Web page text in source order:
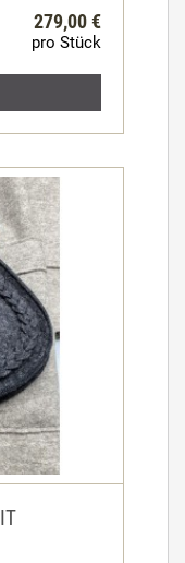
279,00 €
pro Stück